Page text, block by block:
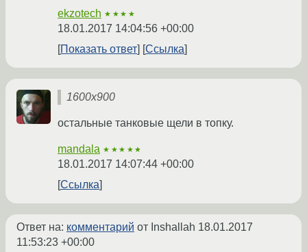
ekzotech ★★★★
18.01.2017 14:04:56 +00:00
Показать ответ
Ссылка
1600x900
остальные танковые щели в топку.
mandala ★★★★★
18.01.2017 14:07:44 +00:00
Ссылка
Ответ на: комментарий от Inshallah 18.01.2017
11:53:23 +00:00